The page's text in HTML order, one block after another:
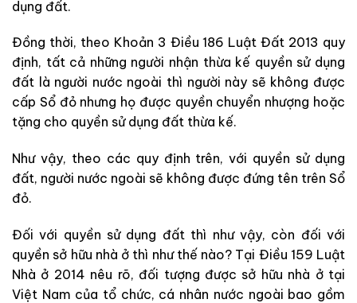
dụng đất.
Đồng thời, theo Khoản 3 Điều 186 Luật Đất 2013 quy
định, tất cả những người nhận thừa kế quyền sử dụng
đất là người nước ngoài thì người này sẽ không được
cấp Sổ đỏ nhưng họ được quyền chuyển nhượng hoặc
tặng cho quyền sử dụng đất thừa kế.
Như vậy, theo các quy định trên, với quyền sử dụng
đất, người nước ngoài sẽ không được đứng tên trên Sổ
đỏ.
Đối với quyền sử dụng đất thì như vậy, còn đối với
quyền sở hữu nhà ở thì như thế nào? Tại Điều 159 Luật
Nhà ở 2014 nêu rõ, đối tượng được sở hữu nhà ở tại
Việt Nam của tổ chức, cá nhân nước ngoài bao gồm